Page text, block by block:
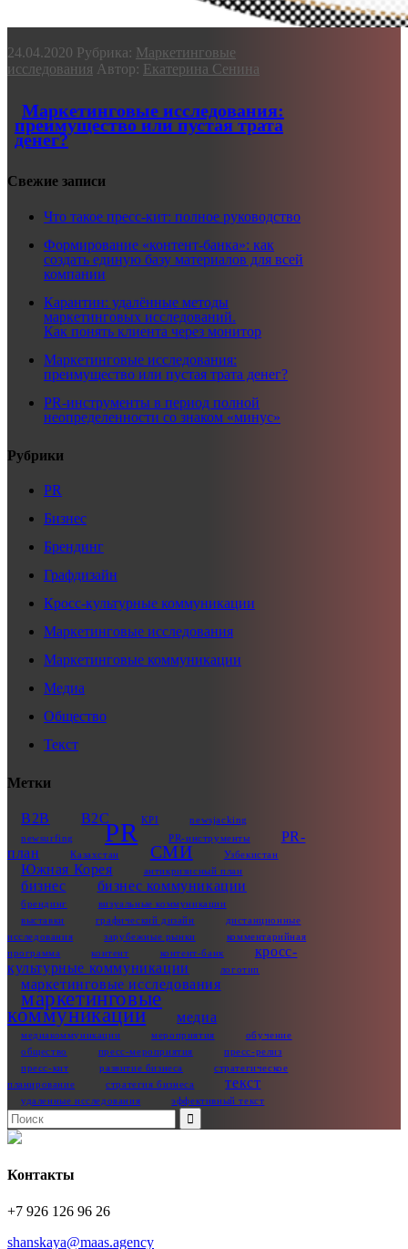
24.04.2020 Рубрика: Маркетинговые
исследования Автор: Екатерина Сенина
Маркетинговые исследования:
преимущество или пустая трата
денег?
Свежие записи
Что такое пресс‑кит: полное руководство
Формирование «контент‑банка»: как
создать единую базу материалов для всей
компании
Карантин: удалённые методы
маркетинговых исследований.
Как понять клиента через монитор
Маркетинговые исследования:
преимущество или пустая трата денег?
PR-инструменты в период полной
неопределенности со знаком «минус»
Рубрики
PR
Бизнес
Брендинг
Графдизайн
Кросс-культурные коммуникации
Маркетинговые исследования
Маркетинговые коммуникации
Медиа
Общество
Текст
Метки
B2B B2C KPI
newsjacking
newsurfing
PR PR-инструменты
PR-
план
Казахстан СМИ Узбекистан
Южная Корея антикризисный план
бизнес бизнес коммуникации
брендинг
визуальные коммуникации
выставки
графический дизайн
дистанционные
исследования
зарубежные рынки
комментарийная
программа
контент контент‑банк
кросс-
культурные коммуникации
логотип
маркетинговые исследования
маркетинговые
коммуникации медиа
медиакоммуникации мероприятия
обучение
общество
пресс-мероприятия
пресс-релиз
пресс‑кит
развитие бизнеса
стратегическое
планирование
стратегия бизнеса текст
удаленные исследования эффективный текст
Search
for:
Контакты
+7 926 126 96 26
shanskaya@maas.agency